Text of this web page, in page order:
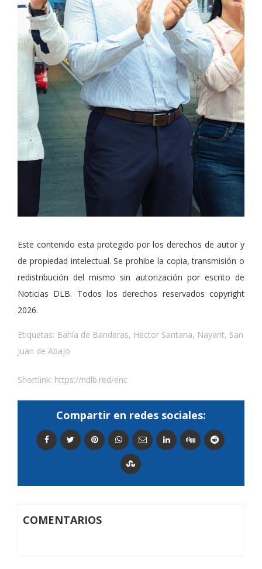
Este contenido esta protegido por los derechos de autor y
de propiedad intelectual. Se prohibe la copia, transmisión o
redistribución del mismo sin autorización por escrito de
Noticias DLB. Todos los derechos reservados copyright
2026.
Etiquetas: Bahía de Banderas, Héctor Santana, Nayarit, San
Juan de Abajo
Shortlink: https://ndlb.red/enc
Compartir en redes sociales:
COMENTARIOS